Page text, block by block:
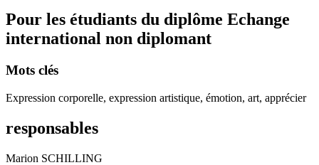
Pour les étudiants du diplôme Echange
international non diplomant
Mots clés
Expression corporelle, expression artistique, émotion, art, apprécier
responsables
Marion SCHILLING